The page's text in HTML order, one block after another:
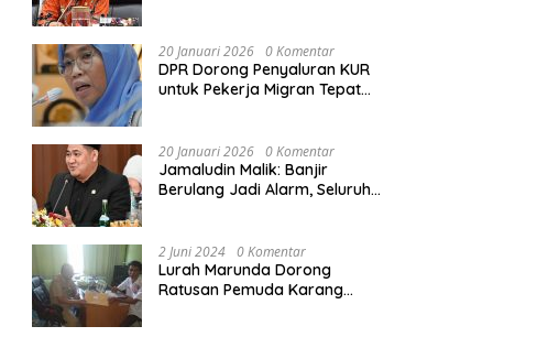
20 Januari 2026 0 Komentar
DPR Dorong Penyaluran KUR
untuk Pekerja Migran Tepat
PMI
20 Januari 2026 0 Komentar
Jamaludin Malik: Banjir
Berulang Jadi Alarm, Seluruh
2 Juni 2024 0 Komentar
Lurah Marunda Dorong
Ratusan Pemuda Karang